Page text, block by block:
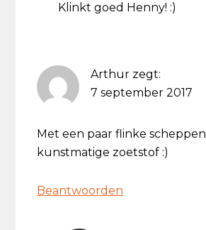
Klinkt goed Henny! :)
Arthur zegt:
7 september 2017
Met een paar flinke scheppen
kunstmatige zoetstof :)
Beantwoorden